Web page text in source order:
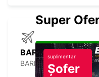
BARI APT *RY*
BARI - ITALY
Super
suplimentar
Șofer